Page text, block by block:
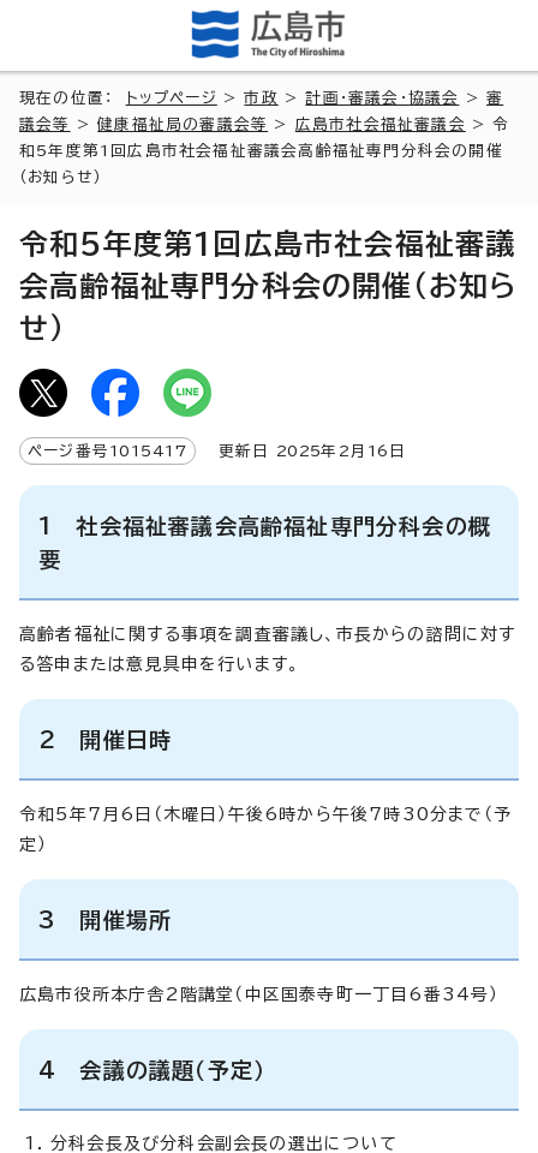
現在の位置： トップページ >市政 >計画・審議会・協議会 >審
議会等
>健康福祉局の審議会等 > 広島市社会福祉審議会
> 令
和5年度第1回広島市社会福祉審議会高齢福祉専門分科会の開催
（お知らせ）
令和5年度第1回広島市社会福祉審議
会高齢福祉専門分科会の開催（お知ら
せ）
ページ番号 1015417 更新日 2025年2月 16 日
1 社会福祉審議会高齢福祉専門分科会の概
要
高齢者福祉に関する事項を調査審議し、市長からの諮問に対す
る答申または意見具申を行います。
2 開催日時
令和5年7月6日（木曜日）午後6時から午後7時30分まで（予
定）
3 開催場所
広島市役所本庁舎2階講堂（中区国泰寺町一丁目6番34号）
4 会議の議題（予定）
分科会長及び分科会副会長の選出について